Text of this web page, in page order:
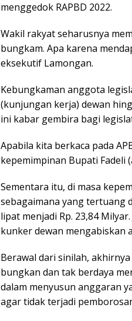
menggedok RAPBD 2022.
Wakil rakyat seharusnya
bungkam. Apa karena
eksekutif Lamongan.
Kebungkaman anggota
(kunjungan kerja) dewan
ini kabar gembira bagi
Apabila kita berkaca pada
kepemimpinan Bupati Fadeli
Sementara itu, di masa
sebagaimana yang tertuang
lipat menjadi Rp. 23,84
kunker dewan mengabiskan
Berawal dari sinilah,
bungkan dan tak berdaya
dalam menyusun anggaran
agar tidak terjadi